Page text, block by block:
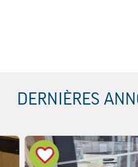
DERNIÈRES